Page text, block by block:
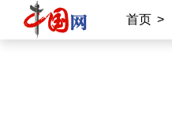
首页 >